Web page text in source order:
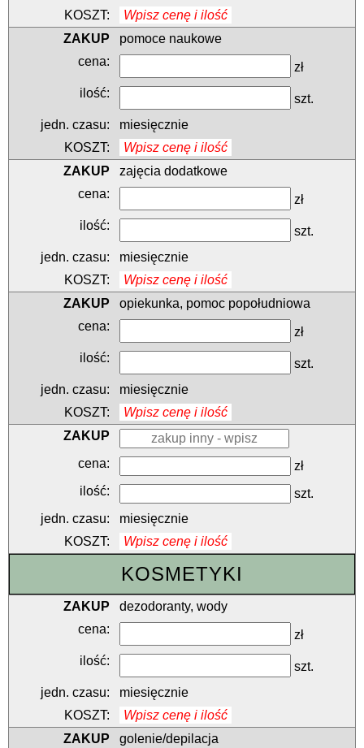
Wpisz cenę i ilość
pomoce naukowe
zł
szt.
miesięcznie
Wpisz cenę i ilość
zajęcia dodatkowe
zł
szt.
miesięcznie
Wpisz cenę i ilość
opiekunka, pomoc popołudniowa
zł
szt.
miesięcznie
Wpisz cenę i ilość
zł
szt.
miesięcznie
Wpisz cenę i ilość
KOSMETYKI
dezodoranty, wody
zł
szt.
miesięcznie
Wpisz cenę i ilość
golenie/depilacja